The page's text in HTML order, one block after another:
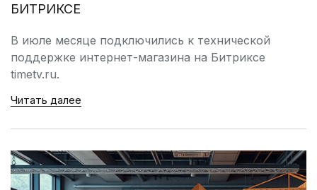
БИТРИКСЕ
В июле месяце подключились к технической
поддержке интернет-магазина на Битриксе
timetv.ru.
Читать далее